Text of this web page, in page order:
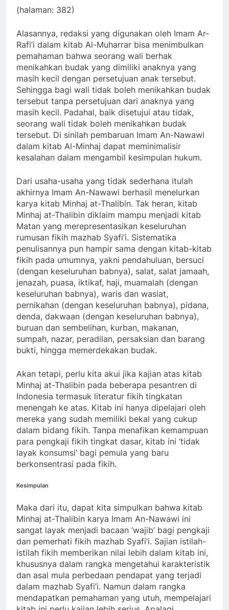
(halaman: 382)
Alasannya, redaksi yang digunakan oleh Imam Ar-
Rafi’i dalam kitab Al-Muharrar bisa menimbulkan
pemahaman bahwa seorang wali berhak
menikahkan budak yang dimiliki anaknya yang
masih kecil dengan persetujuan anak tersebut.
Sehingga bagi wali tidak boleh menikahkan budak
tersebut tanpa persetujuan dari anaknya yang
masih kecil. Padahal, baik disetujui atau tidak,
seorang wali tidak boleh menikahkan budak
tersebut. Di sinilah pembaruan Imam An-Nawawi
dalam kitab Al-Minhaj dapat meminimalisir
kesalahan dalam mengambil kesimpulan hukum.
Dari usaha-usaha yang tidak sederhana itulah
akhirnya Imam An-Nawawi berhasil menelurkan
karya kitab Minhaj at-Thalibin. Tak heran, kitab
Minhaj at-Thalibin diklaim mampu menjadi kitab
Matan yang merepresentasikan keseluruhan
rumusan fikih mazhab Syafi’i. Sistematika
penulisannya pun hampir sama dengan kitab-kitab
fikih pada umumnya, yakni pendahuluan, bersuci
(dengan keseluruhan babnya), salat, salat jamaah,
jenazah, puasa, iktikaf, haji, muamalah (dengan
keseluruhan babnya), waris dan wasiat,
pernikahan (dengan keseluruhan babnya), pidana,
denda, dakwaan (dengan keseluruhan babnya),
buruan dan sembelihan, kurban, makanan,
sumpah, nazar, peradilan, persaksian dan barang
bukti, hingga memerdekakan budak.
Akan tetapi, perlu kita akui jika kajian atas kitab
Minhaj at-Thalibin pada beberapa pesantren di
Indonesia termasuk literatur fikih tingkatan
menengah ke atas. Kitab ini hanya dipelajari oleh
mereka yang sudah memiliki bekal yang cukup
dalam bidang fikih. Tanpa menafikan kemampuan
para pengkaji fikih tingkat dasar, kitab ini ‘tidak
layak konsumsi’ bagi pemula yang baru
berkonsentrasi pada fikih.
Kesimpulan
Maka dari itu, dapat kita simpulkan bahwa kitab
Minhaj at-Thalibin karya Imam An-Nawawi ini
sangat layak menjadi bacaan ‘wajib’ bagi pengkaji
dan pemerhati fikih mazhab Syafi’i. Sajian istilah-
istilah fikih memberikan nilai lebih dalam kitab ini,
khususnya dalam rangka mengetahui karakteristik
dan asal mula perbedaan pendapat yang terjadi
dalam mazhab Syafi’i. Namun dalam rangka
mendapatkan pemahaman yang utuh, mempelajari